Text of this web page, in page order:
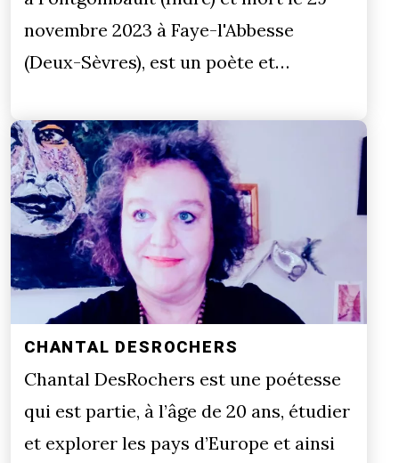
novembre 2023 à Faye-l'Abbesse
(Deux-Sèvres), est un poète et…
CHANTAL DESROCHERS
Chantal DesRochers est une poétesse
qui est partie, à l’âge de 20 ans, étudier
et explorer les pays d’Europe et ainsi